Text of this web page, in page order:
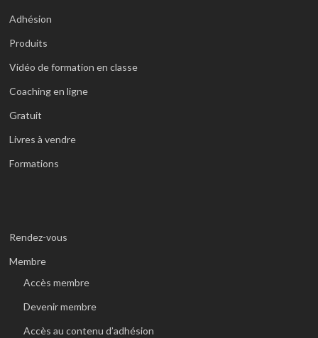
Adhésion
Produits
Vidéo de formation en classe
Coaching en ligne
Gratuit
Livres à vendre
Formations
Rendez-vous
Membre
Accès membre
Devenir membre
Accès au contenu d’adhésion